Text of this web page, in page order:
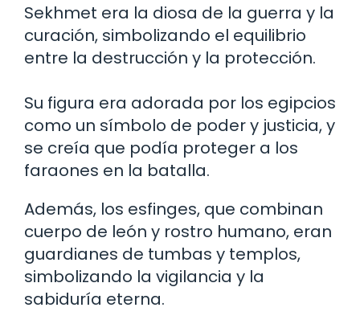
Sekhmet era la diosa de la guerra y la
curación, simbolizando el equilibrio
entre la destrucción y la protección.
Su figura era adorada por los egipcios
como un símbolo de poder y justicia, y
se creía que podía proteger a los
faraones en la batalla.
Además, los esfinges, que combinan
cuerpo de león y rostro humano, eran
guardianes de tumbas y templos,
simbolizando la vigilancia y la
sabiduría eterna.